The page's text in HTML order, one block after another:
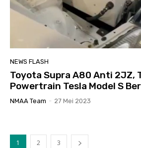
NEWS FLASH
Toyota Supra A80 Anti 2JZ,
Powertrain Tesla Model S
NMAA Team - 27 Mei 2023
1 2 3